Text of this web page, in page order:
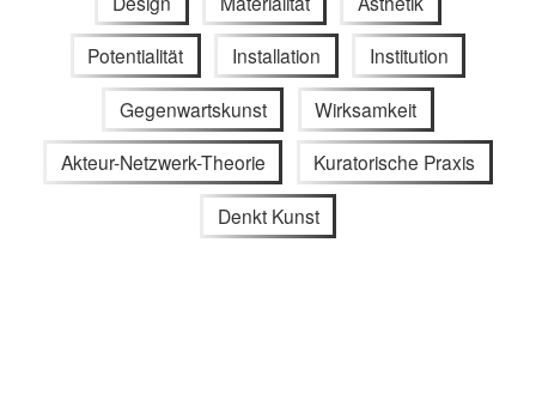
Potentialität Installation Institution
Gegenwartskunst Wirksamkeit
Akteur-Netzwerk-Theorie Kuratorische Praxis
Denkt Kunst